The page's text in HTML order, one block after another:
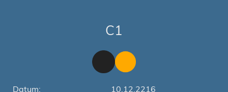
C1
Datum:
10.12.2216